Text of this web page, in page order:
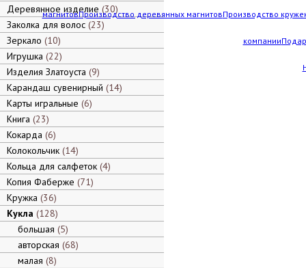
магнитовПроизводство деревянных магнитовПроизводство
компании
Деревянное изделие 30
Заколка для волос 23
Зеркало 10
Игрушка 22
Изделия Златоуста 9
Карандаш сувенирный 14
Карты игральные 6
Книга 23
Кокарда 6
Колокольчик 14
Кольца для салфеток 4
Копия Фаберже 71
Кружка 36
Кукла 128
большая 5
авторская 68
малая 8